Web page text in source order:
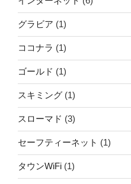
グラビア (1)
ココナラ (1)
ゴールド (1)
スキミング (1)
スローマド (3)
セーフティーネット (1)
タウンWiFi (1)